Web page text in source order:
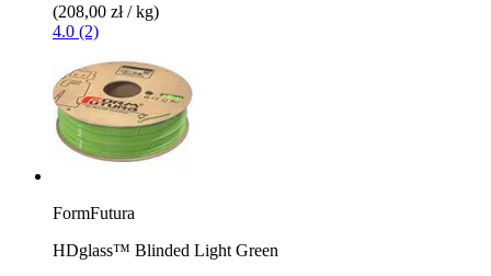
(208,00 zł / kg)
4.0 (2)
FormFutura
HDglass™ Blinded Light Green